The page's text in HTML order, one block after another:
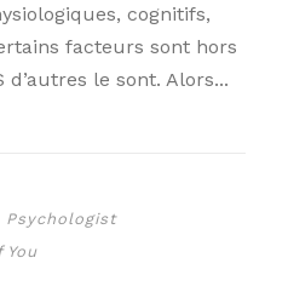
cognitifs,
facteurs sont hors
le sont. Alors...
Psychologist
You